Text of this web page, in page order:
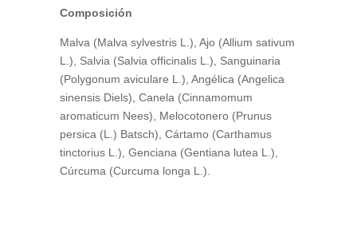
Composición
Malva (Malva sylvestris L.), Ajo (Allium sativum
L.), Salvia (Salvia officinalis L.), Sanguinaria
(Polygonum aviculare L.), Angélica (Angelica
sinensis Diels), Canela (Cinnamomum
aromaticum Nees), Melocotonero (Prunus
persica (L.) Batsch), Cártamo (Carthamus
tinctorius L.), Genciana (Gentiana lutea L.),
Cúrcuma (Curcuma longa L.).